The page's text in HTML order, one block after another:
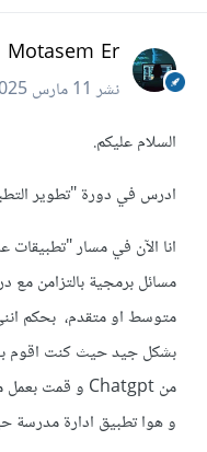
Motasem Er
نشر11 مارس 2025
السلام عليكم.
ادرس في دورة "تطوير
انا الآن في مسار "تطبيقات
مسائل برمجية بالتزامن مع
متوسط او متقدم، بحكم
و هوا تطبيق ادارة